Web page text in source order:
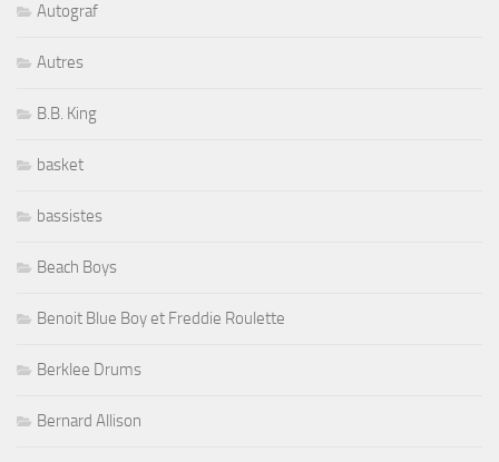
Autograf
Autres
B.B. King
basket
bassistes
Beach Boys
Benoit Blue Boy et Freddie Roulette
Berklee Drums
Bernard Allison